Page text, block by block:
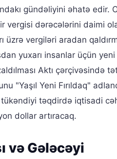
gündəliyini əhatə edir.
vergisi dərəcələrini daimi
vergiləri aradan
yuxarı insanlar üçün
Aktı çərçivəsində
Yeni Fırıldaq"
təqdirdə iqtisadi
dollar artıracaq.
və Gələcəyi